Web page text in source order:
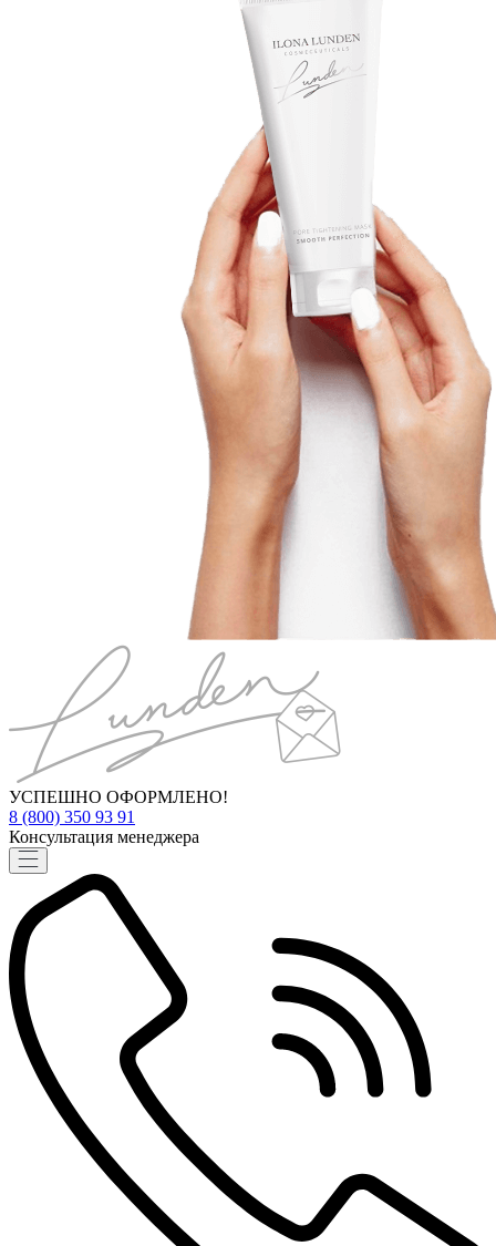
УСПЕШНО ОФОРМЛЕНО!
8 (800) 350 93 91
Консультация менеджера